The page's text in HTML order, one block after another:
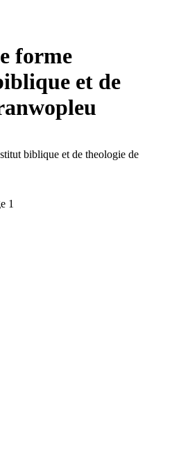
forme
et de
biblique et de theologie de
1